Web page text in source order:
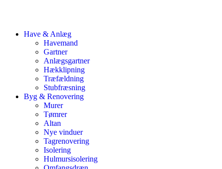
Have & Anlæg
Havemand
Gartner
Anlægsgartner
Hækklipning
Træfældning
Stubfræsning
Byg & Renovering
Murer
Tømrer
Altan
Nye vinduer
Tagrenovering
Isolering
Hulmursisolering